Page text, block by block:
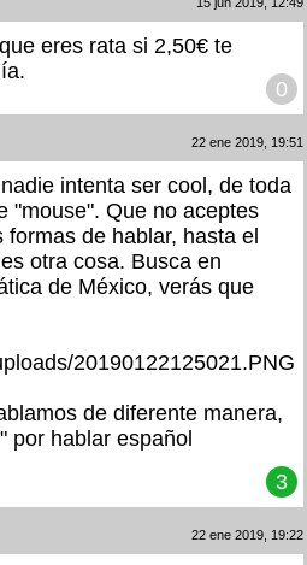
eres rata si 2,50€ te
0
22 ene 2019, 19:51
intenta ser cool, de toda
"mouse". Que no aceptes
de hablar, hasta el
otra cosa. Busca en
de México, verás que
20190122125021.PNG
de diferente manera,
por hablar español
3
22 ene 2019, 19:22